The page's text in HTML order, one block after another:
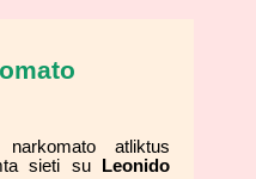
atliktus
sieti su
Leonido